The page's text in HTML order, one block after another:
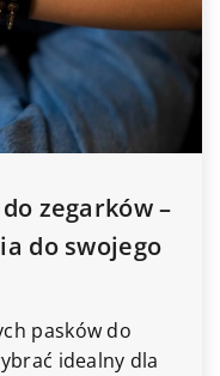
zegarków –
do swojego
pasków do
idealny dla